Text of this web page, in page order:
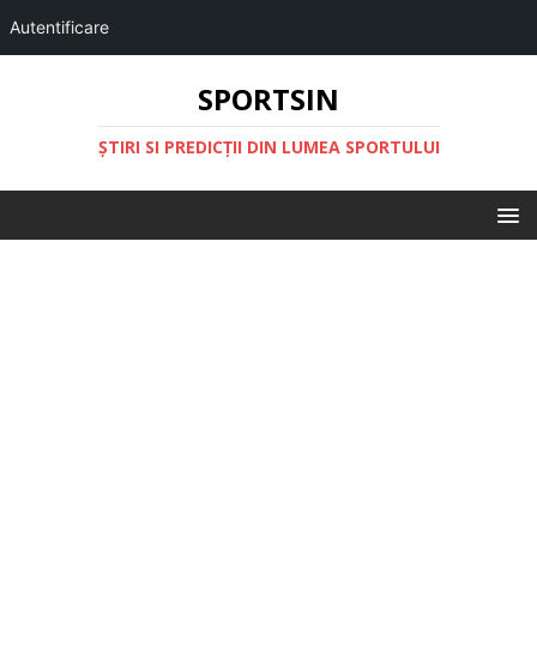
Autentificare
SPORTSIN
ŞTIRI SI PREDICŢII DIN LUMEA SPORTULUI